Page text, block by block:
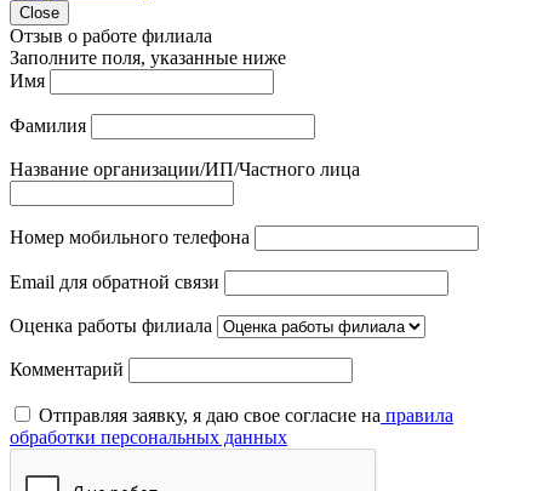
Close
Отзыв о работе филиала
Заполните поля, указанные ниже
Имя
Фамилия
Название организации/ИП/Частного лица
Номер мобильного телефона
Email для обратной связи
Оценка работы филиала
Комментарий
Отправляя заявку, я даю свое согласие на правила
обработки персональных данных